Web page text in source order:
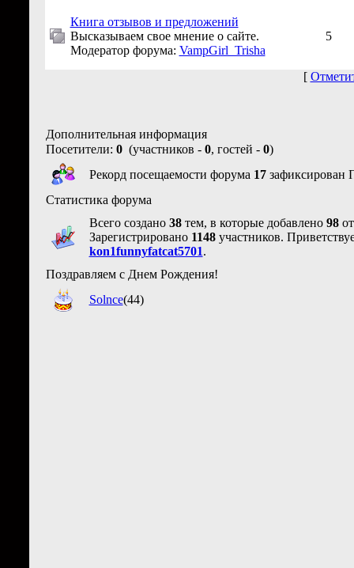
Книга отзывов и предложений
Высказываем свое мнение о сайте.
Модератор форума: VampGirl_Trisha
5
[
Дополнительная информация
Посетители: 0(участников - 0, гостей - 0)
Рекорд посещаемости форума 17зафиксирован
Статистика форума
Всего создано 38тем, в которые добавлено 98
Зарегистрировано 1148участников.
kon1funnyfatcat5701.
Поздравляем с Днем Рождения!
Solnce(44)